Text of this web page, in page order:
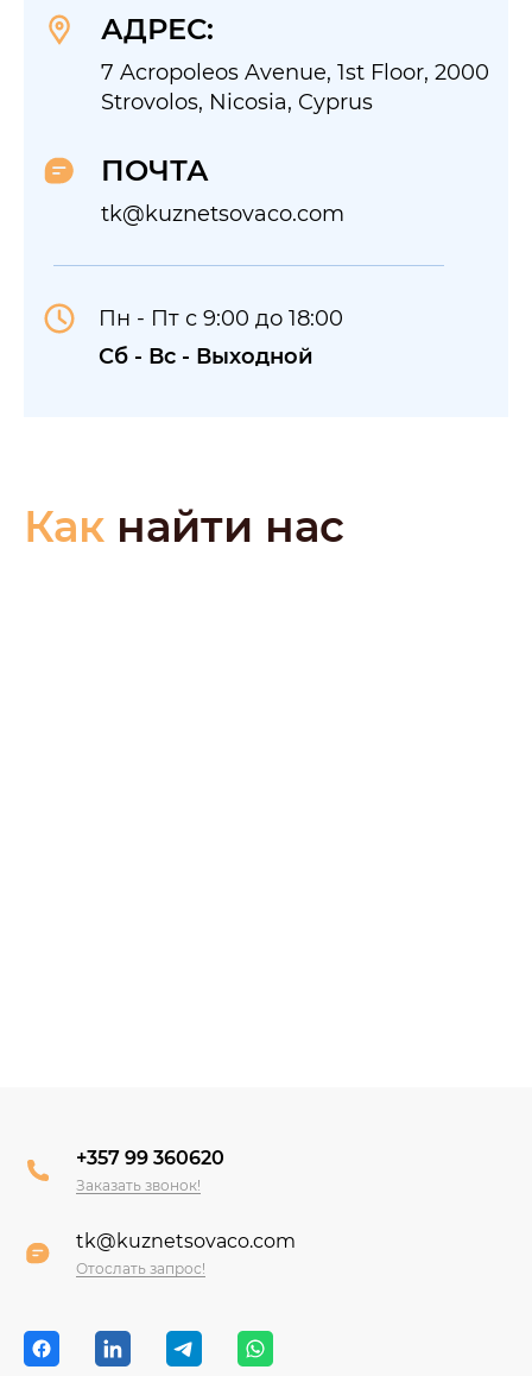
АДРЕС:
7 Acropoleos Avenue, 1st Floor, 2000
Strovolos, Nicosia, Cyprus
ПОЧТА
tk@kuznetsovaco.com
Пн - Пт с 9:00 до 18:00
Сб - Вс - Выходной
Как найти нас
+357 99 360620
Заказать звонок!
tk@kuznetsovaco.com
Отослать запрос!